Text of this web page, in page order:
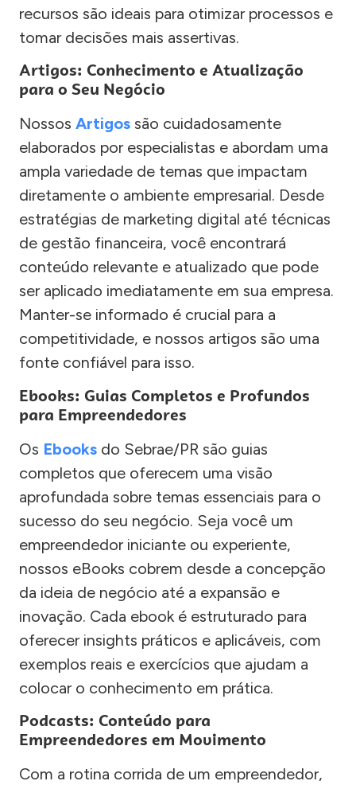
recursos são ideais para otimizar processos e
tomar decisões mais assertivas.
Artigos: Conhecimento e Atualização
para o Seu Negócio
Nossos Artigos são cuidadosamente
elaborados por especialistas e abordam uma
ampla variedade de temas que impactam
diretamente o ambiente empresarial. Desde
estratégias de marketing digital até técnicas
de gestão financeira, você encontrará
conteúdo relevante e atualizado que pode
ser aplicado imediatamente em sua empresa.
Manter-se informado é crucial para a
competitividade, e nossos artigos são uma
fonte confiável para isso.
Ebooks: Guias Completos e Profundos
para Empreendedores
Os Ebooks do Sebrae/PR são guias
completos que oferecem uma visão
aprofundada sobre temas essenciais para o
sucesso do seu negócio. Seja você um
empreendedor iniciante ou experiente,
nossos eBooks cobrem desde a concepção
da ideia de negócio até a expansão e
inovação. Cada ebook é estruturado para
oferecer insights práticos e aplicáveis, com
exemplos reais e exercícios que ajudam a
colocar o conhecimento em prática.
Podcasts: Conteúdo para
Empreendedores em Movimento
Com a rotina corrida de um empreendedor,